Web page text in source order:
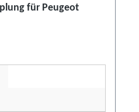
für Peugeot